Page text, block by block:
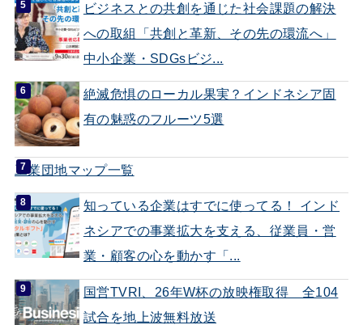
ビジネスとの共創を通じた社会課題の解決
への取組「共創と革新、その先の環流へ」
中小企業・SDGsビジ...
絶滅危惧のローカル果実？インドネシア固
有の魅惑のフルーツ5選
工業団地マップ一覧
知っている企業はすでに使ってる！ インド
ネシアでの事業拡大を支える、従業員・営
業・顧客の心を動かす「...
国営TVRI、26年W杯の放映権取得 全104
試合を地上波無料放送